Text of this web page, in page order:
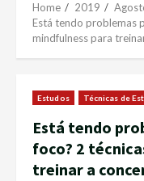
Home 2019
Está tendo problemas
mindfulness para
Estudos Técnicas de
Está tendo
foco? 2
treinar a